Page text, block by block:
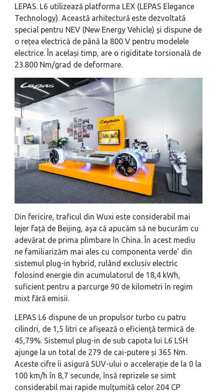
LEPAS. L6 utilizează platforma LEX (LEPAS Elegance
Technology). Această arhitectură este dezvoltată
special pentru NEV (New Energy Vehicle) și dispune de
o rețea electrică de până la 800 V pentru modelele
electrice. În același timp, are o rigiditate torsională de
23.800 Nm/grad de deformare.
Din fericire, traficul din Wuxi este considerabil mai
lejer față de Beijing, așa că apucăm să ne bucurăm cu
adevărat de prima plimbare în China. În acest mediu
ne familiarizăm mai ales cu componenta verde’ din
sistemul plug-in hybrid, rulând exclusiv electric
folosind energie din acumulatorul de 18,4 kWh,
suficient pentru a parcurge 90 de kilometri în regim
mixt fără emisii.
LEPAS L6 dispune de un propulsor turbo cu patru
cilindri, de 1,5 litri ce afișează o eficiență termică de
45,79%. Sistemul plug-in de sub capota lui L6 LSH
ajunge la un total de 279 de cai-putere și 365 Nm.
Aceste cifre îi asigură SUV-ului o accelerație de la 0 la
100 km/h în 8,7 secunde, însă reprizele se simt
considerabil mai rapide mulțumită celor 204 CP